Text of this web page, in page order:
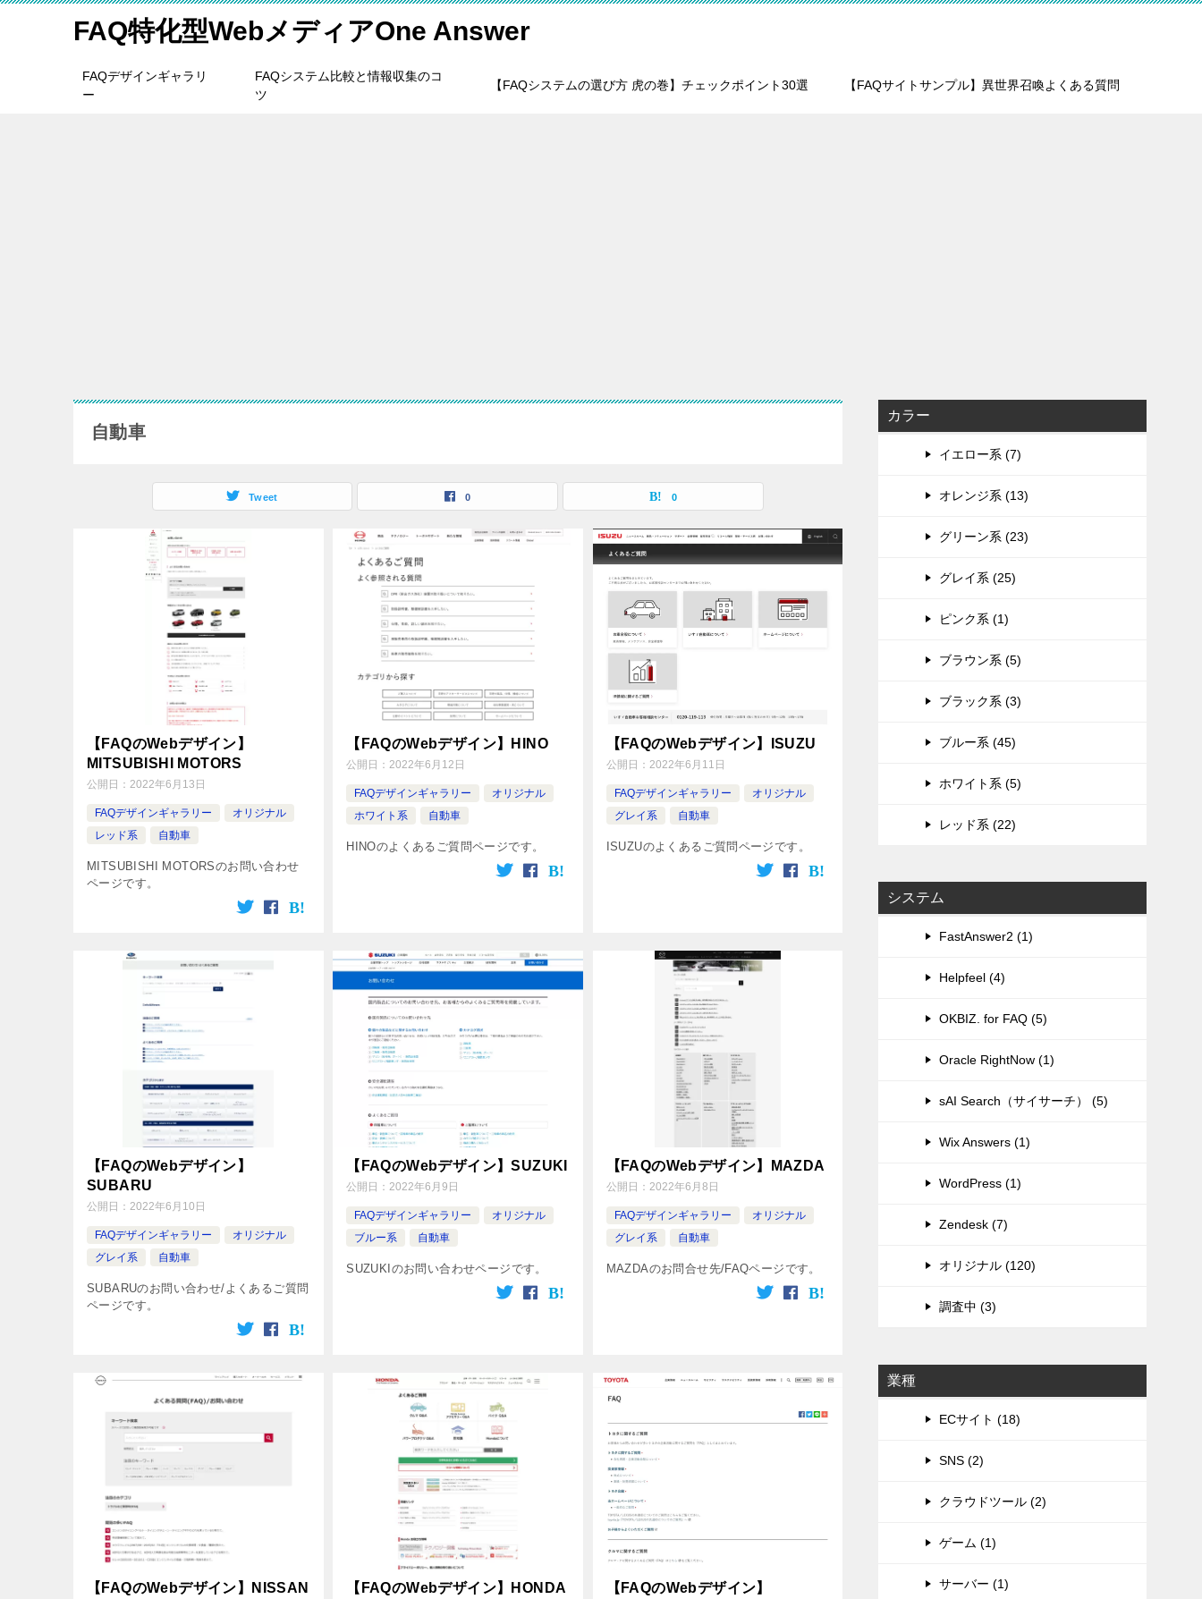
FAQ特化型WebメディアOne Answer
FAQデザインギャラリ
ー
FAQシステム比較と情報収集のコ
ツ
【FAQシステムの選び方 虎の巻】チェックポイント30選 【FAQサイトサンプル】異世界召喚よくある質問
自動車
Tweet 0 0
【FAQのWebデザイン】
MITSUBISHI MOTORS
公開日： 2022年6月13日
FAQデザインギャラリー
オリジナル
レッド系
自動車
MITSUBISHI MOTORSのお問い合わせ
ページです。
【FAQのWebデザイン】HINO
公開日：2022年6月12日
FAQデザインギャラリー
オリジナル
ホワイト系
自動車
HINOのよくあるご質問ページです。
【FAQのWebデザイン】ISUZU
公開日： 2022年6月11日
FAQデザインギャラリー
オリジナル
グレイ系
自動車
ISUZUのよくあるご質問ページです。
【FAQのWebデザイン】
SUBARU
公開日： 2022年6月10日
FAQデザインギャラリー
オリジナル
グレイ系
自動車
SUBARUのお問い合わせ/よくあるご質問
ページです。
【FAQのWebデザイン】SUZUKI
公開日：2022年6月9日
FAQデザインギャラリー
オリジナル
ブルー系
自動車
SUZUKIのお問い合わせページです。
【FAQのWebデザイン】MAZDA
公開日： 2022年6月8日
FAQデザインギャラリー
オリジナル
グレイ系
自動車
MAZDAのお問合せ先/FAQページです。
【FAQのWebデザイン】NISSAN 【FAQのWebデザイン】HONDA
【FAQのWebデザイン】
カラー
イエロー系 (7)
オレンジ系 (13)
グリーン系 (23)
グレイ系 (25)
ピンク系 (1)
ブラウン系 (5)
ブラック系 (3)
ブルー系 (45)
ホワイト系 (5)
レッド系 (22)
システム
FastAnswer2 (1)
Helpfeel (4)
OKBIZ. for FAQ (5)
Oracle RightNow (1)
sAI Search（サイサーチ） (5)
Wix Answers (1)
WordPress (1)
Zendesk (7)
オリジナル (120)
調査中 (3)
業種
ECサイト (18)
SNS (2)
クラウドツール (2)
ゲーム (1)
サーバー (1)